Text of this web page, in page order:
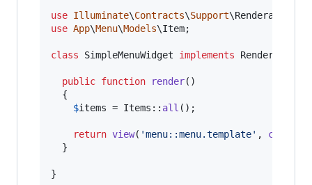
use Illuminate\Contracts\Support\Renderable
use App\Menu\Models\Item;
class SimpleMenuWidget implements Renderable {
public function render()
  {
$items = Items:: all ();
return view( 'menu::menu.template' , compact
  }
}